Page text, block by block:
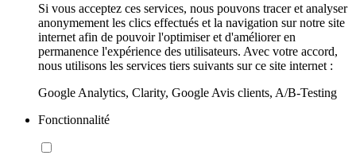
Si vous acceptez ces services, nous pouvons tracer et analyser
anonymement les clics effectués et la navigation sur notre site
internet afin de pouvoir l'optimiser et d'améliorer en
permanence l'expérience des utilisateurs. Avec votre accord,
nous utilisons les services tiers suivants sur ce site internet :
Google Analytics, Clarity, Google Avis clients, A/B-Testing
Fonctionnalité